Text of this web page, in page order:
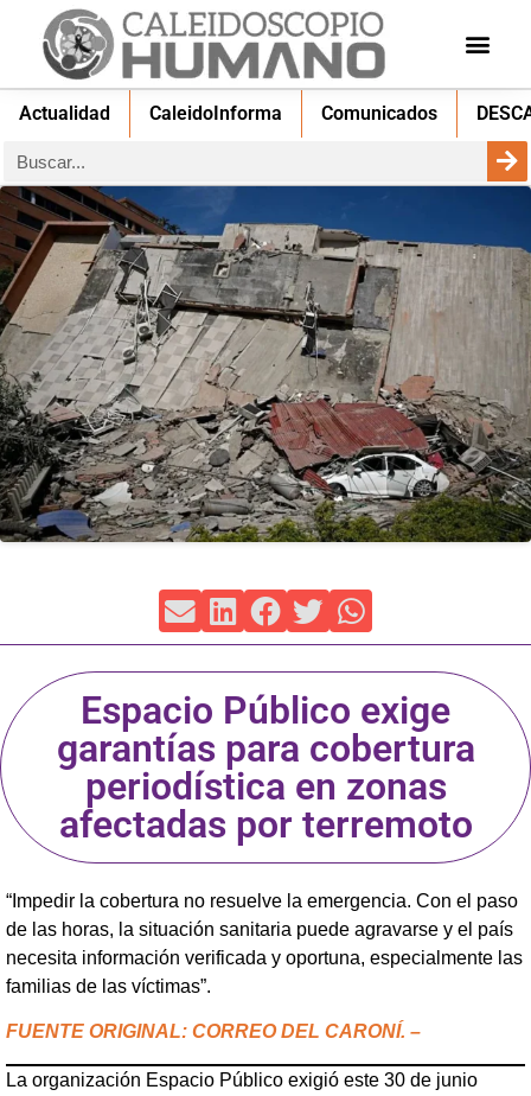
Actualidad CaleidoInforma Comunicados
Espacio Público exige
garantías para cobertura
periodística en zonas
afectadas por terremoto
“Impedir la cobertura no resuelve la emergencia. Con el paso
de las horas, la situación sanitaria puede agravarse y el país
necesita información verificada y oportuna, especialmente las
familias de las víctimas”.
FUENTE ORIGINAL: CORREO DEL CARONÍ. –
La organización Espacio Público exigió este 30 de junio